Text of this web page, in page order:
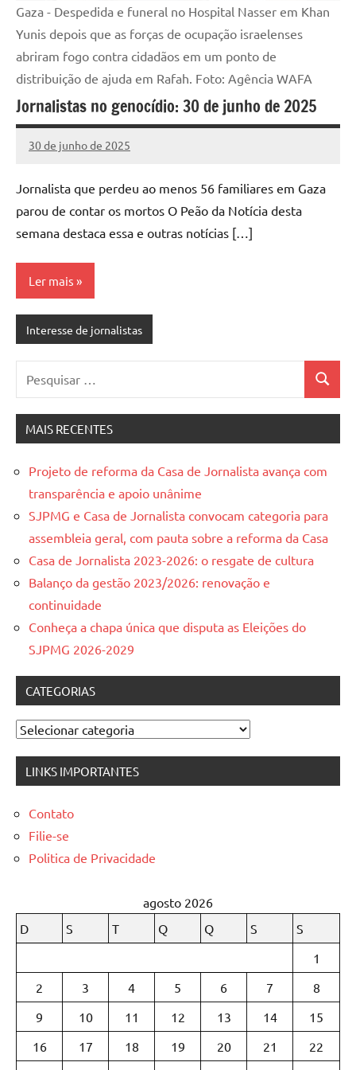
Gaza - Despedida e funeral no Hospital Nasser em Khan
Yunis depois que as forças de ocupação israelenses
abriram fogo contra cidadãos em um ponto de
distribuição de ajuda em Rafah. Foto: Agência WAFA
Jornalistas no genocídio: 30 de junho de 2025
30 de junho de 2025
Assessoria
Nenhum
Jornalista que perdeu ao menos 56 familiares em Gaza
parou de contar os mortos O Peão da Notícia desta
semana destaca essa e outras notícias […]
Ler mais
Interesse de jornalistas
MAIS RECENTES
Projeto de reforma da Casa de Jornalista avança com
transparência e apoio unânime
SJPMG e Casa de Jornalista convocam categoria para
assembleia geral, com pauta sobre a reforma da Casa
Casa de Jornalista 2023-2026: o resgate de cultura
Balanço da gestão 2023/2026: renovação e
continuidade
Conheça a chapa única que disputa as Eleições do
SJPMG 2026-2029
CATEGORIAS
Categorias
LINKS IMPORTANTES
Contato
Filie-se
Politica de Privacidade
agosto 2026
D
S T Q Q S
S
1
2
3 4 5 6 7
8
9
10 11 12 13 14
15
16
17 18 19 20 21
22